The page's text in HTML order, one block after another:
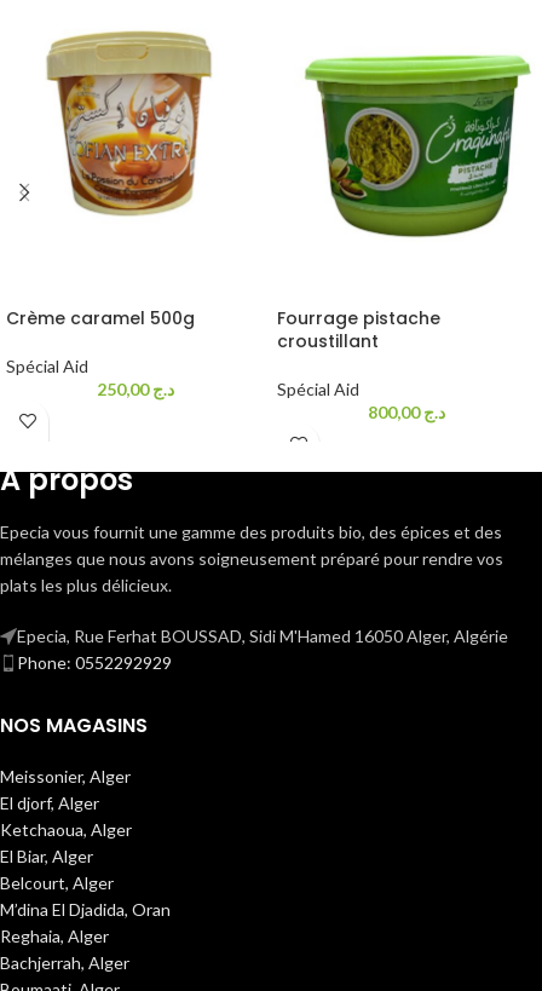
Crème caramel 500g
Spécial Aid
د.ج250,00
Fourrage pistache
croustillant
Spécial Aid
د.ج800,00
A propos
Epecia vous fournit une gamme des produits bio, des épices et des
mélanges que nous avons soigneusement préparé pour rendre vos
plats les plus délicieux.
Epecia, Rue Ferhat BOUSSAD, Sidi M'Hamed 16050 Alger, Algérie
Phone: 0552292929
NOS MAGASINS
Meissonier, Alger
El djorf, Alger
Ketchaoua, Alger
El Biar, Alger
Belcourt, Alger
M’dina El Djadida, Oran
Reghaia, Alger
Bachjerrah, Alger